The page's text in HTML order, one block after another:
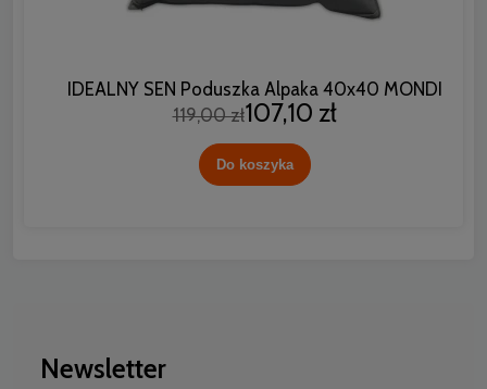
IDEALNY SEN Poduszka Alpaka 40x40 MONDI
119,00 zł107,10 zł
Do koszyka
Newsletter